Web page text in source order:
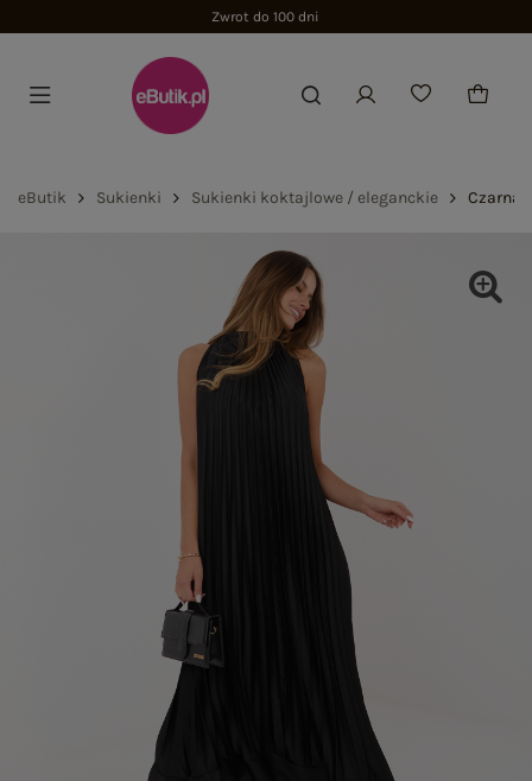
Zwrot do 100 dni
eButik Sukienki Sukienki koktajlowe / eleganckie Czarna